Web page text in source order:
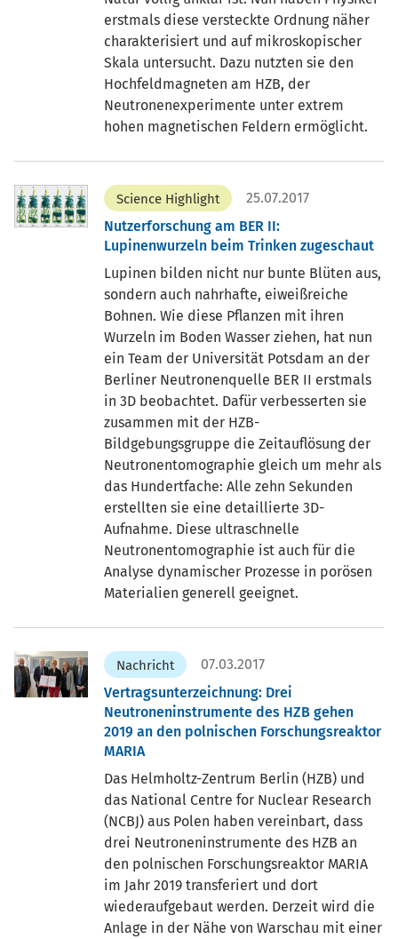
erstmals diese versteckte Ordnung näher
charakterisiert und auf mikroskopischer
Skala untersucht. Dazu nutzten sie den
Hochfeldmagneten am HZB, der
Neutronenexperimente unter extrem
hohen magnetischen Feldern ermöglicht.
Science Highlight
25.07.2017
Nutzerforschung am BER II:
Lupinenwurzeln beim Trinken zugeschaut
Lupinen bilden nicht nur bunte Blüten aus,
sondern auch nahrhafte, eiweißreiche
Bohnen. Wie diese Pflanzen mit ihren
Wurzeln im Boden Wasser ziehen, hat nun
ein Team der Universität Potsdam an der
Berliner Neutronenquelle BER II erstmals
in 3D beobachtet. Dafür verbesserten sie
zusammen mit der HZB-
Bildgebungsgruppe die Zeitauflösung der
Neutronentomographie gleich um mehr als
das Hundertfache: Alle zehn Sekunden
erstellten sie eine detaillierte 3D-
Aufnahme. Diese ultraschnelle
Neutronentomographie ist auch für die
Analyse dynamischer Prozesse in porösen
Materialien generell geeignet.
Nachricht
07.03.2017
Vertragsunterzeichnung: Drei
Neutroneninstrumente des HZB gehen
2019 an den polnischen Forschungsreaktor
MARIA
Das Helmholtz-Zentrum Berlin (HZB) und
das National Centre for Nuclear Research
(NCBJ) aus Polen haben vereinbart, dass
drei Neutroneninstrumente des HZB an
den polnischen Forschungsreaktor MARIA
im Jahr 2019 transferiert und dort
wiederaufgebaut werden. Derzeit wird die
Anlage in der Nähe von Warschau mit einer